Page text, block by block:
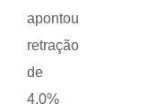
apontou
retração
de
4,0%